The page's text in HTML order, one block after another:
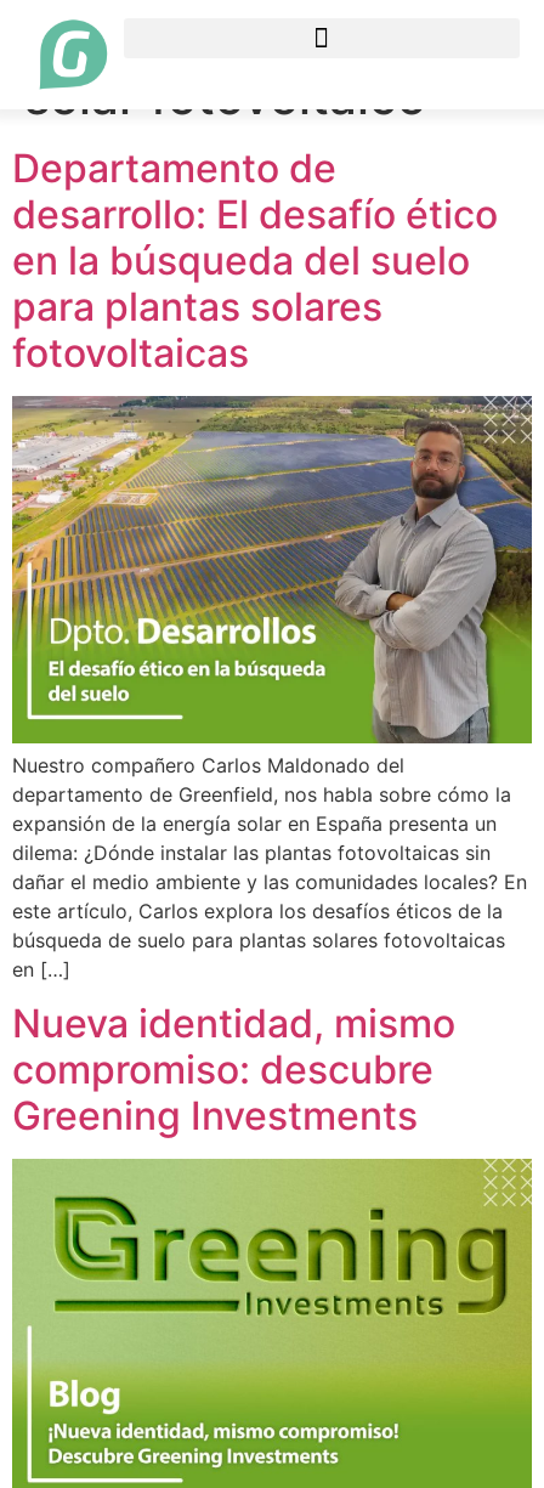
Etiqueta:
parque
solar fotovoltaico
Departamento de
desarrollo: El desafío ético
en la búsqueda del suelo
para plantas solares
fotovoltaicas
Nuestro compañero Carlos Maldonado del
departamento de Greenfield, nos habla sobre cómo la
expansión de la energía solar en España presenta un
dilema: ¿Dónde instalar las plantas fotovoltaicas sin
dañar el medio ambiente y las comunidades locales? En
este artículo, Carlos explora los desafíos éticos de la
búsqueda de suelo para plantas solares fotovoltaicas
en […]
Nueva identidad, mismo
compromiso: descubre
Greening Investments